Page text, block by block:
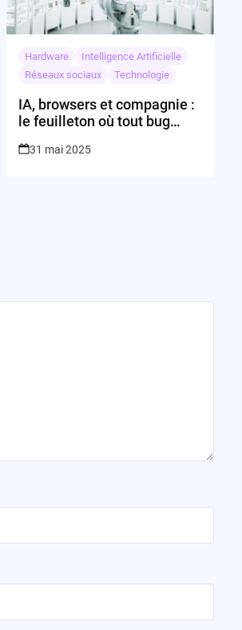
Hardware
Intelligence Artificielle
Réseaux sociaux
Technologie
IA, browsers et compagnie :
le feuilleton où tout bug
31 mai 2025